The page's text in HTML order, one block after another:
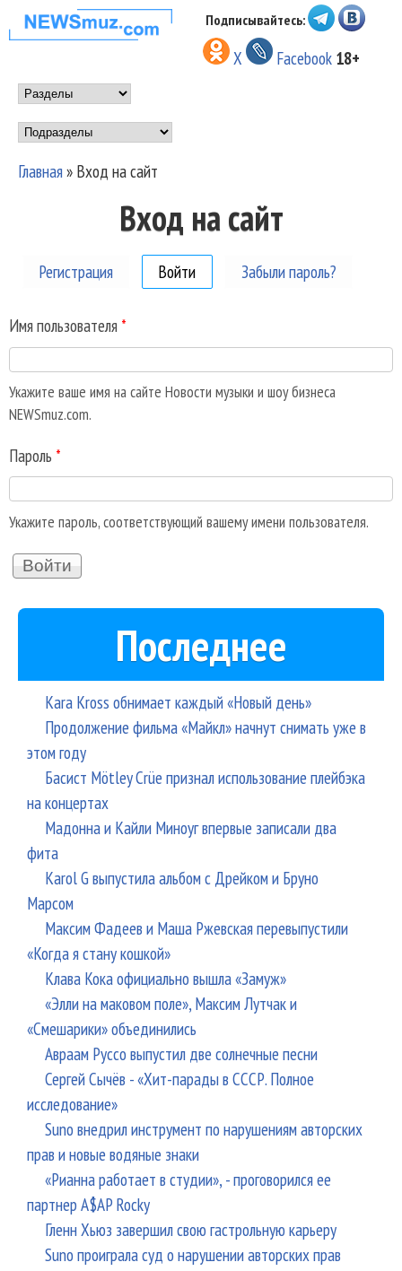
Перейти к основному
содержанию
НОВОСТИ
МУЗЫКИ И
ШОУ БИЗНЕСА
NEWSMUZ.COM
Подписывайтесь:
X Facebook 18+
Main menu
Подразделы
Вы здесь
Главная» Вход на сайт
Вход на сайт
Регистрация Войти (активная вкладка)
Забыли пароль?
Имя пользователя *
Укажите ваше имя на сайте Новости музыки и шоу бизнеса
NEWSmuz.com.
Пароль *
Укажите пароль, соответствующий вашему имени пользователя.
Последнее
Kara Kross обнимает каждый «Новый день»
Продолжение фильма «Майкл» начнут снимать уже в
этом году
Басист Mötley Crüe признал использование плейбэка
на концертах
Мадонна и Кайли Миноуг впервые записали два
фита
Karol G выпустила альбом с Дрейком и Бруно
Марсом
Максим Фадеев и Маша Ржевская перевыпустили
«Когда я стану кошкой»
Клава Кока официально вышла «Замуж»
«Элли на маковом поле», Максим Лутчак и
«Смешарики» объединились
Авраам Руссо выпустил две солнечные песни
Сергей Сычёв - «Хит-парады в СССР. Полное
исследование»
Suno внедрил инструмент по нарушениям авторских
прав и новые водяные знаки
«Рианна работает в студии», - проговорился ее
партнер A$AP Rocky
Гленн Хьюз завершил свою гастрольную карьеру
Suno проиграла суд о нарушении авторских прав